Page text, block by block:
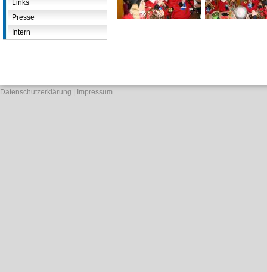
Links
Presse
Intern
Datenschutzerklärung Impressum